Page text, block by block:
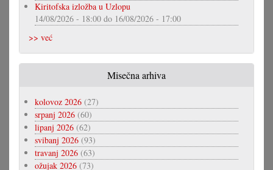
Kiritofska izložba u Uzlopu
14/08/2026 - 18:00 do 16/08/2026 - 17:00
>> već
Misečna arhiva
kolovoz 2026 (27)
srpanj 2026 (60)
lipanj 2026 (62)
svibanj 2026 (93)
travanj 2026 (63)
ožujak 2026 (73)